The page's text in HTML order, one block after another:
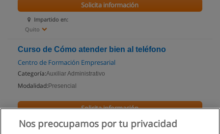
Impartido en:
Quito
Solicita información
Curso de Cómo atender bien al teléfono
Centro de Formación Empresarial
Categoría:Auxiliar Administrativo
Modalidad: Presencial
Impartido en:
Solicita información
Nos preocupamos por tu privacidad